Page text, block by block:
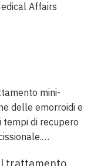
Affairs
mini-
delle emorroidi e
di recupero
trattamento